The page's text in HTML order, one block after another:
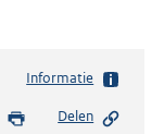
Informatie
Delen